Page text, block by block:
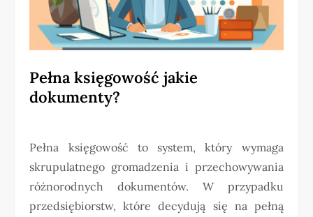
Pełna księgowość jakie
dokumenty?
Pełna księgowość to system, który wymaga
skrupulatnego gromadzenia i przechowywania
różnorodnych dokumentów. W przypadku
przedsiębiorstw, które decydują się na pełną